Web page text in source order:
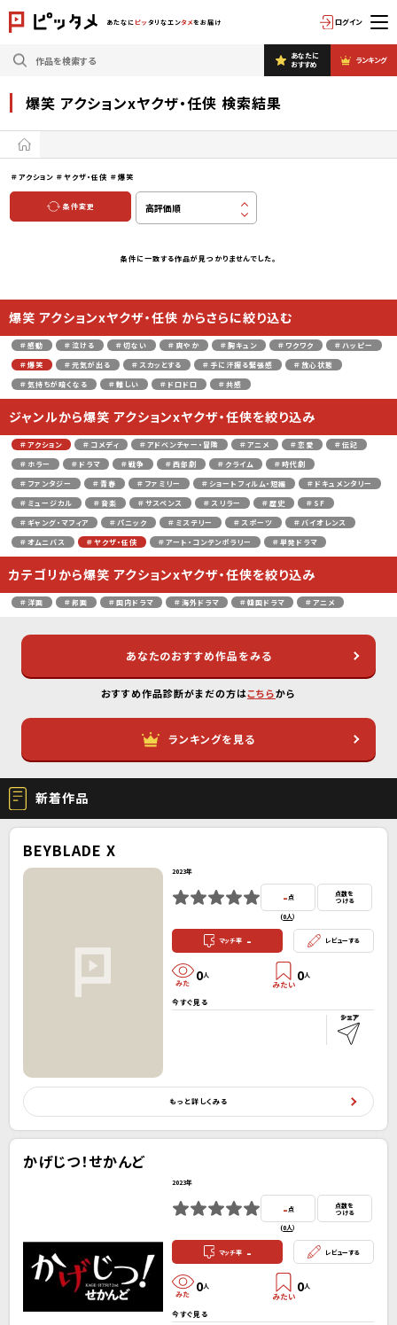
あたなに ピッ タリなエンタメをお届け ログイン
あなたに
おすすめ
ランキング
爆笑 アクションxヤクザ・任侠 検索結果
＃アクション ＃ヤクザ・任侠 ＃爆笑
条件変更
条件に一致する作品が見つかりませんでした。
爆笑 アクションxヤクザ・任侠 からさらに絞り込む
＃感動 ＃泣ける ＃切ない ＃爽やか ＃胸キュン ＃ワクワク
＃ハッピー
＃爆笑
＃元気が出る ＃スカッとする ＃手に汗握る緊張感
＃放心状態
＃気持ちが暗くなる
＃難しい ＃ドロドロ ＃共感
ジャンルから爆笑 アクションxヤクザ・任侠を絞り込み
＃アクション ＃コメディ ＃アドベンチャー・冒険 ＃アニメ ＃恋愛
＃伝記
＃ホラー
＃ドラマ ＃戦争 ＃西部劇 ＃クライム
＃時代劇
＃ファンタジー
＃青春 ＃ファミリー ＃ショートフィルム・短編
＃ドキュメンタリー
＃ミュージカル
＃音楽 ＃サスペンス ＃スリラー ＃歴史
＃SF
＃ギャング・マフィア
＃パニック ＃ミステリー ＃スポーツ
＃バイオレンス
＃オムニバス
＃ヤクザ・任侠 ＃アート・コンテンポラリー ＃単発ドラマ
カテゴリから爆笑 アクションxヤクザ・任侠を絞り込み
＃洋画 ＃邦画 ＃国内ドラマ ＃海外ドラマ ＃韓国ドラマ ＃アニメ
あなたのおすすめ作品をみる
おすすめ作品診断がまだの方はこちらから
ランキングを見る
新着作品
BEYBLADE X
2023年
-点
(0人）
点数を
つける
マッチ率 - レビューする
0人 0人
今すぐ見る
もっと詳しくみる
かげじつ！せかんど
2023年
- 点
(0人）
点数を
つける
マッチ率 - レビューする
0人 0人
今すぐ見る